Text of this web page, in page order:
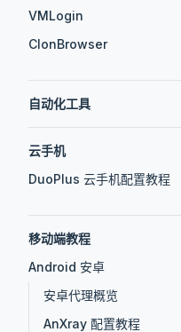
VMLogin
ClonBrowser
自动化工具
云手机
DuoPlus 云手机配置教程
移动端教程
Android 安卓
安卓代理概览
AnXray 配置教程